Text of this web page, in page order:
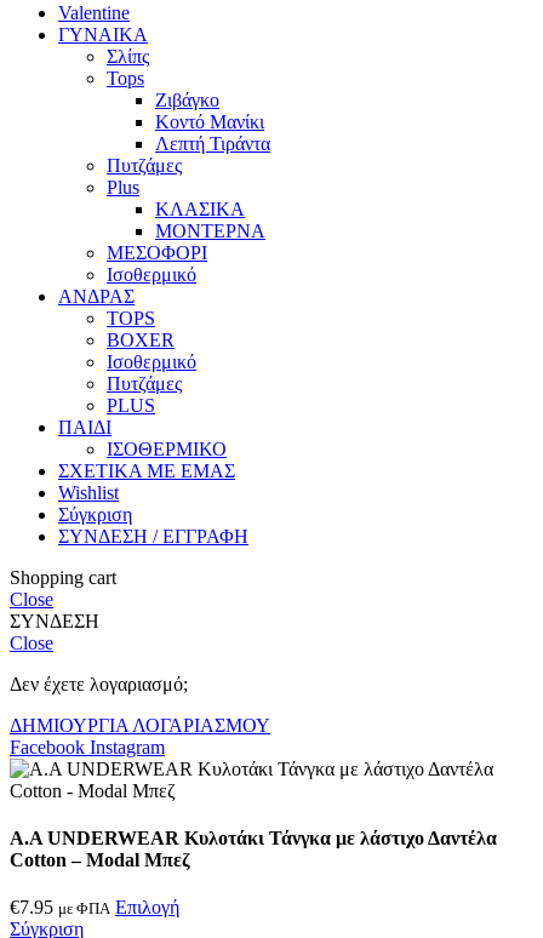
Valentine
ΓΥΝΑΙΚΑ
Σλίπς
Tops
Ζιβάγκο
Κοντό Μανίκι
Λεπτή Τιράντα
Πυτζάμες
Plus
ΚΛΑΣΙΚΑ
ΜΟΝΤΕΡΝΑ
ΜΕΣΟΦΟΡΙ
Ισοθερμικό
ΑΝΔΡΑΣ
TOPS
BOXER
Ισοθερμικό
Πυτζάμες
PLUS
ΠΑΙΔΙ
ΙΣΟΘΕΡΜΙΚΟ
ΣΧΕΤΙΚΑ ΜΕ ΕΜΑΣ
Wishlist
Σύγκριση
ΣΥΝΔΕΣΗ / ΕΓΓΡΑΦΗ
Shopping cart
Close
ΣΥΝΔΕΣΗ
Close
Δεν έχετε λογαριασμό;
ΔΗΜΙΟΥΡΓΙΑ ΛΟΓΑΡΙΑΣΜΟΥ
Facebook Instagram
Α.A UNDERWEAR Κυλοτάκι Τάνγκα με λάστιχο Δαντέλα
Cotton – Modal Μπεζ
€7.95 με ΦΠΑ Επιλογή
Σύγκριση